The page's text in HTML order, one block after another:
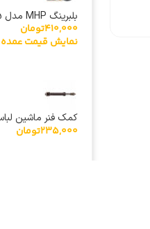
ژاپنی
410,000تومان
نمایش قیمت عمده
مغزی
235,000تومان